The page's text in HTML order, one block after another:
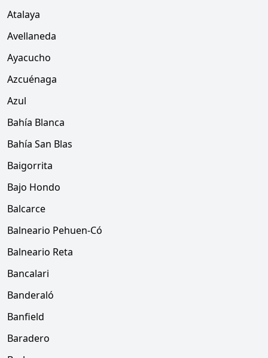
Atalaya
Avellaneda
Ayacucho
Azcuénaga
Azul
Bahía Blanca
Bahía San Blas
Baigorrita
Bajo Hondo
Balcarce
Balneario Pehuen-Có
Balneario Reta
Bancalari
Banderaló
Banfield
Baradero